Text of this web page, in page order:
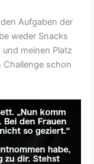
Aufgaben der
weder Snacks
meinen Platz
Challenge schon